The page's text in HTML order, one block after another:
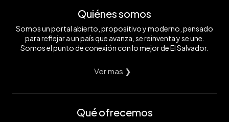
Quiénes somos
Somos un portal abierto, propositivo y moderno, pensado
para reflejar a un país que avanza, se reinventa y se une.
Somos el punto de conexión con lo mejor de El Salvador.
Ver mas ❯
Qué ofrecemos